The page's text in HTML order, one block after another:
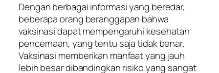
Dengan berbagai informasi yang beredar,
beberapa orang beranggapan bahwa
vaksinasi dapat mempengaruhi kesehatan
pencernaan, yang tentu saja tidak benar.
Vaksinasi memberikan manfaat yang jauh
lebih besar dibandingkan risiko yang sangat